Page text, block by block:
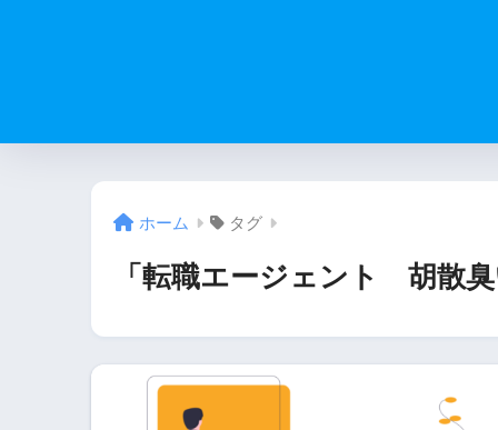
ホーム タグ
「転職エージェント 胡散